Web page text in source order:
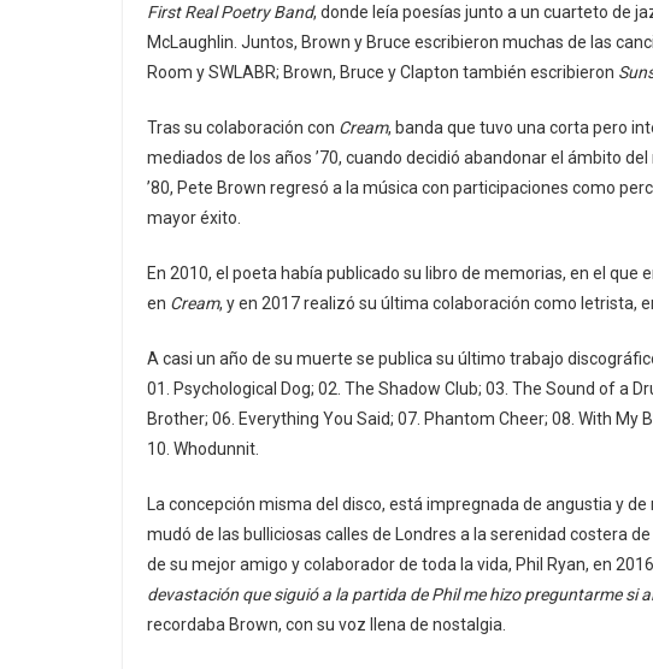
First Real Poetry Band, donde leía poesías junto a un cuarteto de
McLaughlin. Juntos, Brown y Bruce escribieron muchas de las
Room y SWLABR; Brown, Bruce y Clapton también escribieron
Tras su colaboración con Cream, banda que tuvo una corta pero
mediados de los años ’70, cuando decidió abandonar el ámbito
’80, Pete Brown regresó a la música con participaciones como
mayor éxito.
En 2010, el poeta había publicado su libro de memorias, en el
en Cream, y en 2017 realizó su última colaboración como letrista,
A casi un año de su muerte se publica su último trabajo
01. Psychological Dog; 02. The Shadow Club; 03. The Sound of a
Brother; 06. Everything You Said; 07. Phantom Cheer; 08. With My
10. Whodunnit.
La concepción misma del disco, está impregnada de angustia y
mudó de las bulliciosas calles de Londres a la serenidad costera
de su mejor amigo y colaborador de toda la vida, Phil Ryan, en
devastación que siguió a la partida de Phil me hizo preguntarme si
recordaba Brown, con su voz llena de nostalgia.